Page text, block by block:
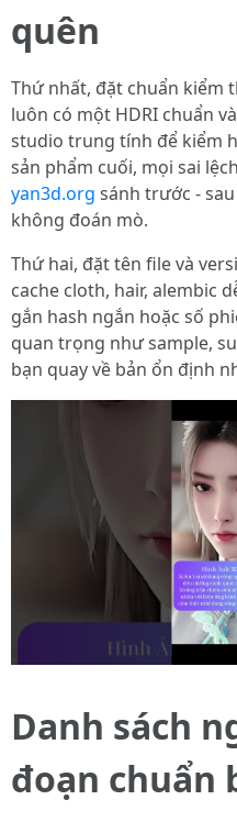
quên
Thứ nhất, đặt chuẩn kiểm
luôn có một HDRI chuẩn
studio trung tính để kiểm
sản phẩm cuối, mọi sai
yan3d.org sánh trước -
không đoán mò.
Thứ hai, đặt tên file và
cache cloth, hair, alembic
gắn hash ngắn hoặc số
quan trọng như sample,
bạn quay về bản ổn định
Danh sách
đoạn chuẩn